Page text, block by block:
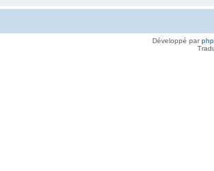
Développé par